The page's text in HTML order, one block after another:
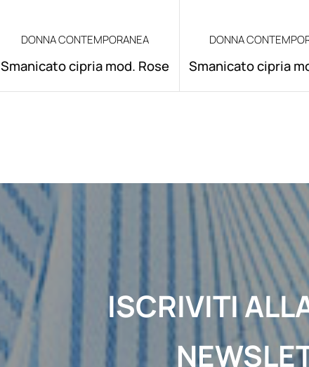
DONNA CONTEMPORANEA
Smanicato cipria mod. Rose
DONNA
Smanicato cipria
ISCRIVITI